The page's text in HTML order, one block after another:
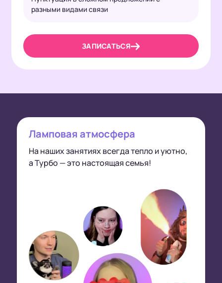
разными видами связи
ЗАПИСАТЬСЯ
Ламповая атмосфера
На наших занятиях всегда тепло и уютно,
а Турбо — это настоящая семья!